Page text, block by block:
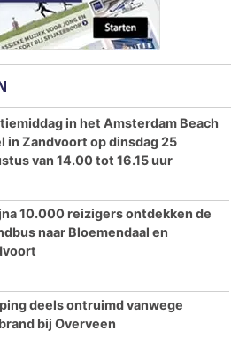
in het Amsterdam Beach
in Zandvoort op dinsdag 25
van 14.00 tot 16.15 uur
10.000 reizigers ontdekken de
naar Bloemendaal en
deels ontruimd vanwege
bij Overveen